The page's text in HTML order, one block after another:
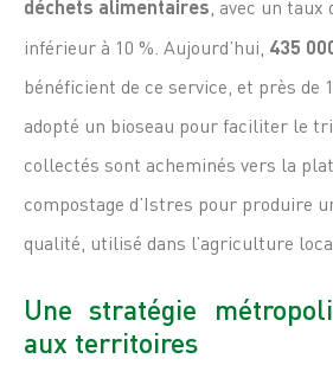
déchets alimentaires , avec un
inférieur à 10 %. Aujourd’hui, 435
bénéficient de ce service, et près de
adopté un bioseau pour faciliter le
collectés sont acheminés vers la
compostage d’Istres pour produire
qualité, utilisé dans l’agriculture
Une stratégie
aux territoires